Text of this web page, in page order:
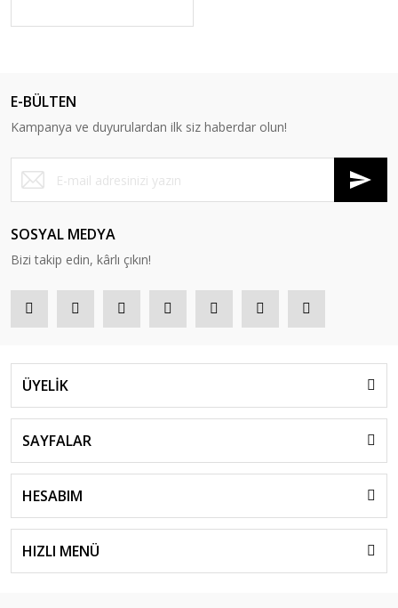
E-BÜLTEN
Kampanya ve duyurulardan ilk siz haberdar olun!
SOSYAL MEDYA
Bizi takip edin, kârlı çıkın!
ÜYELİK
SAYFALAR
HESABIM
HIZLI MENÜ